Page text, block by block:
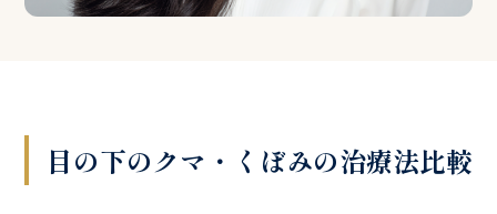
目の下のクマ・くぼみの治療法比較